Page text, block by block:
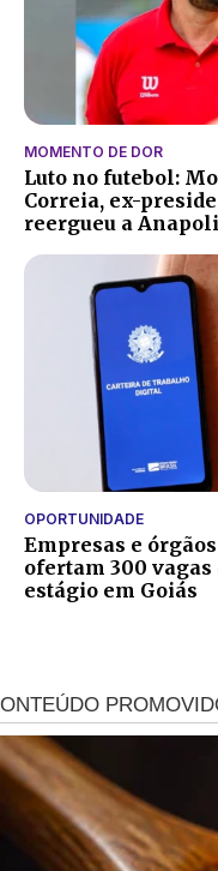
MOMENTO DE DOR
Luto no futebol:
Correia, ex-
reergueu a
OPORTUNIDADE
Empresas e
ofertam 300 vagas
estágio em Goiás